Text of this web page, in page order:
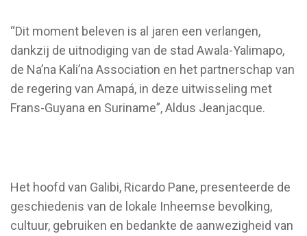
“Dit moment beleven is al jaren een verlangen,
dankzij de uitnodiging van de stad Awala-Yalimapo,
de Na’na Kali’na Association en het partnerschap van
de regering van Amapá, in deze uitwisseling met
Frans-Guyana en Suriname”, Aldus Jeanjacque.
Het hoofd van Galibi, Ricardo Pane, presenteerde de
geschiedenis van de lokale Inheemse bevolking,
cultuur, gebruiken en bedankte de aanwezigheid van